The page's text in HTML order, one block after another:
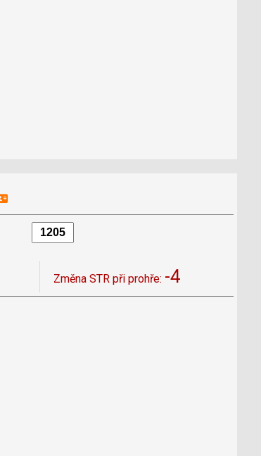
Změna STR při prohře: -4